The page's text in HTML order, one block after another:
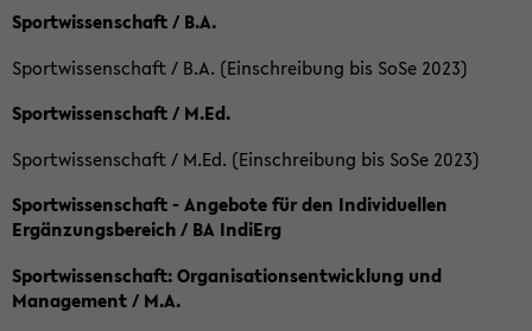
Sportwissenschaft / B.A.
Sportwissenschaft / B.A. (Einschreibung bis SoSe 2023)
Sportwissenschaft / M.Ed.
Sportwissenschaft / M.Ed. (Einschreibung bis SoSe 2023)
Sportwissenschaft - Angebote für den Individuellen
Ergänzungsbereich / BA IndiErg
Sportwissenschaft: Organisationsentwicklung und
Management / M.A.